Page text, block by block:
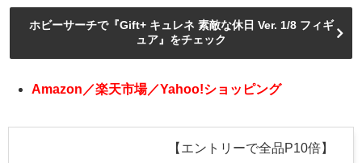
ホビーサーチで『Gift+ キュレネ 素敵な休日 Ver. 1/8 フィギ
ュア』をチェック
Amazon／楽天市場／Yahoo!ショッピング
【エントリーで全品P10倍】